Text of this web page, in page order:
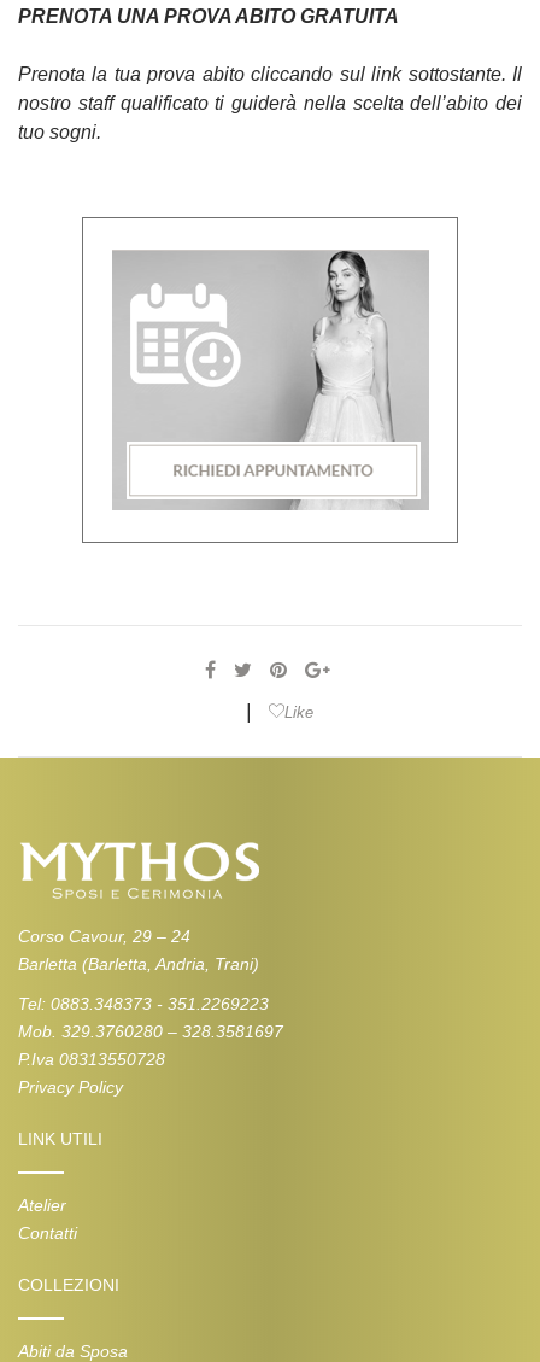
PRENOTA UNA PROVA ABITO GRATUITA
Prenota la tua prova abito cliccando sul link sottostante. Il
nostro staff qualificato ti guiderà nella scelta dell’abito dei
tuo sogni.
Like
Corso Cavour, 29 – 24
Barletta (Barletta, Andria, Trani)
Tel: 0883.348373 - 351.2269223
Mob. 329.3760280 – 328.3581697
P.Iva 08313550728
Privacy Policy
LINK UTILI
Atelier
Contatti
COLLEZIONI
Abiti da Sposa